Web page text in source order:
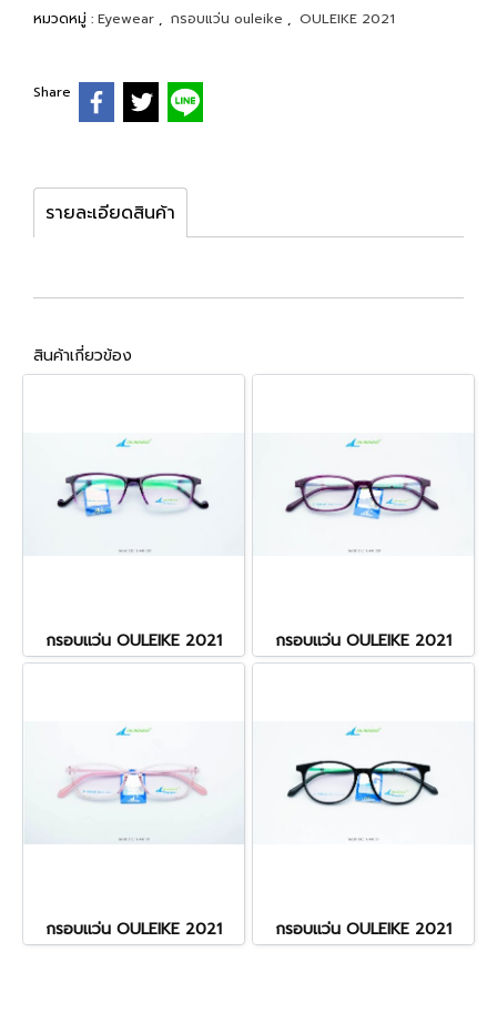
หมวดหมู่ : Eyewear , กรอบแว่น ouleike , OULEIKE 2021
Share
รายละเอียดสินค้า
สินค้าเกี่ยวข้อง
กรอบแว่น OULEIKE 2021 กรอบแว่น OULEIKE 2021
กรอบแว่น OULEIKE 2021 กรอบแว่น OULEIKE 2021